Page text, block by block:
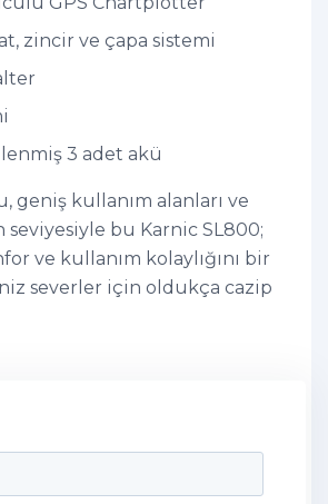
zincir ve çapa sistemi
3 adet akü
geniş kullanım alanları ve
bu Karnic SL800;
ve kullanım kolaylığını bir
severler için oldukça cazip